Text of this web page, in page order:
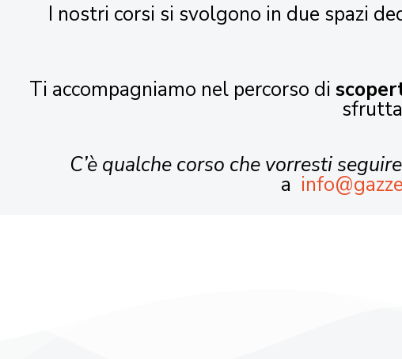
I nostri corsi si svolgono in due spazi
Ti accompagniamo nel percorso di
C’è qualche corso che vorresti
a